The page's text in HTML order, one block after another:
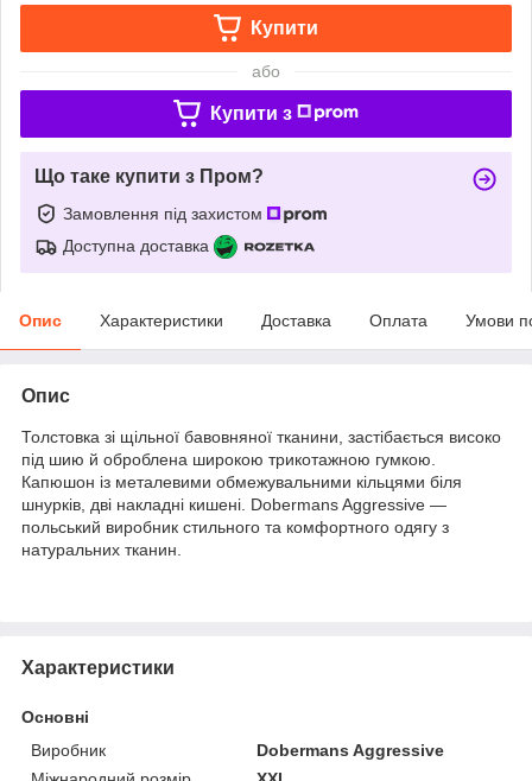
Купити
або
Купити з
Що таке купити з Пром?
Замовлення під захистом
Доступна доставка
Опис Характеристики Доставка Оплата Умови
Опис
Толстовка зі щільної бавовняної тканини, застібається високо
під шию й оброблена широкою трикотажною гумкою.
Капюшон із металевими обмежувальними кільцями біля
шнурків, дві накладні кишені. Dobermans Aggressive —
польський виробник стильного та комфортного одягу з
натуральних тканин.
Характеристики
Основні
Виробник
Dobermans Aggressive